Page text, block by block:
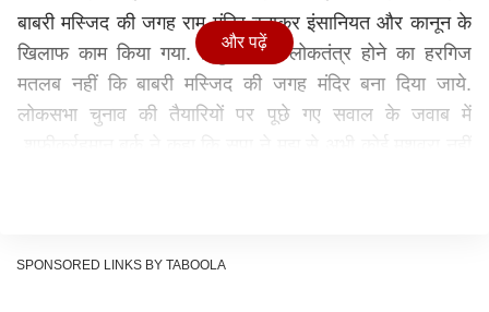
बाबरी मस्जिद की जगहराम मंदिरबनाकर इंसानियत और कानून के
खिलाफ काम किया गया. हिंदुस्तान में लोकतंत्र होने का हरगिज
मतलब नहीं कि बाबरी मस्जिद की जगह मंदिर बना दिया जाये.
लोकसभा चुनाव की तैयारियों पर पूछे गए सवाल के जवाब में
चुनाव मैदान में उतारे जाने का फैसला होने पर बता दिया जाएगा.
और पढ़ें
SPONSORED LINKS BY TABOOLA